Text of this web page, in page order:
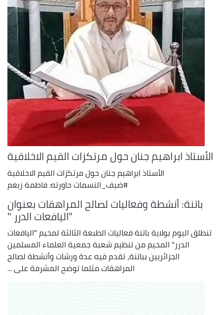
الأستاذ ابراهيم جنان حول مرتكزات القيم الاخلاقية
الأستاذ ابراهيم جنان حول مرتكزات القيم الاخلاقية
#ضيف_النسمات حاورته: فاطمة زيغم
باتنة: أنشطة وفعاليات لصالح المراهقات بعنوان
"اليافعات الدرر "
تنطلق اليوم بولاية باتنة فعاليات الطبعة الثالثة لمخيم "اليافعات
الدرر" المخيم من تنظيم شعبة جمعية العلماء المسلمين
الجزائريين بباتنة، تقدم فيه عدة ورشات وأنشطة لصالح
المراهقات مثلما توضح المشرفة على ...